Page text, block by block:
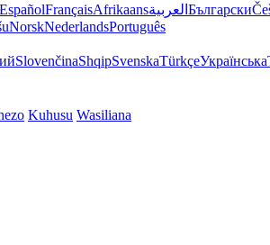
EspañolFrançaisAfrikaansالعربية Български
NorskNederlandsPortuguês
SlovenčinaShqipSvenskaTürkçeУкраїнська
Kuhusu Wasiliana